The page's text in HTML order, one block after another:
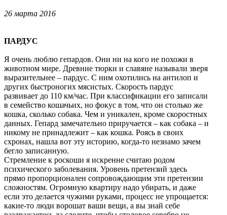
26 марта 2016
ПАРДУС
Я очень люблю гепардов. Они ни на кого не похожи в
животном мире. Древние тюрки и славяне называли зверя
выразительнее – пардус. С ним охотились на антилоп и
других быстроногих мясистых. Скорость пардус
развивает до 110 км/час. При классификации его записали
в семейство кошачьих, но фокус в том, что он столько же
кошка, сколько собака. Чем и уникален, кроме скоростных
данных. Гепард замечательно приручается – как собака – и
никому не принадлежит – как кошка. Роясь в своих
схронах, нашла вот эту историю, когда-то незнамо зачем
бегло записанную.
Стремление к роскоши я искренне считаю родом
психического заболевания. Уровень претензий здесь
прямо пропорционален сопровождающим эти претензии
сложностям. Огромную квартиру надо убирать, и даже
если это делается чужими руками, процесс не упрощается:
какие-то люди ворошат ваши вещи, а вы знай себе